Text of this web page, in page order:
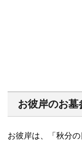
お彼岸のお墓
お彼岸は、「秋分